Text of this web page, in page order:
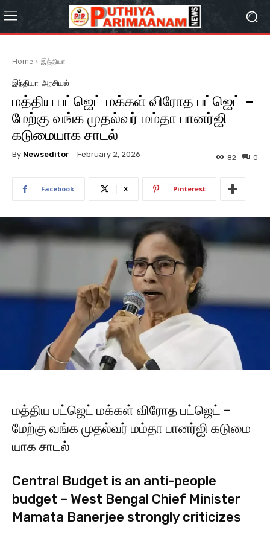
Home இந்தியா
இந்தியா அரசியல்
மத்​திய பட்​ஜெட் மக்​கள் விரோத பட்ஜெட் –
மேற்கு வங்க முதல்​வர் மம்தா பானர்ஜி
கடுமை​யாக சாடல்
By Newseditor February 2, 2026 0
82
Facebook X Pinterest
மத்​திய பட்​ஜெட் மக்​கள் விரோத பட்ஜெட் –
மேற்கு வங்க முதல்​வர் மம்தா பானர்ஜி கடுமை​
யாக சாடல்
Central Budget is an anti-people
budget – West Bengal Chief Minister
Mamata Banerjee strongly criticizes